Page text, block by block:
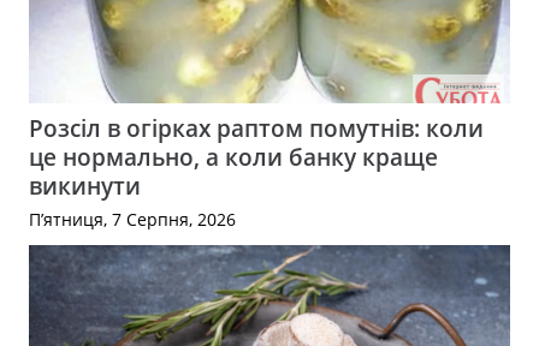
Розсіл в огірках раптом помутнів: коли
це нормально, а коли банку краще
викинути
П’ятниця, 7 Серпня, 2026